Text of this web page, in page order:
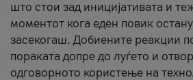
што стои зад иницијативата и
моментот кога еден повик
засекогаш. Добиените реакции
пораката допре до луѓето и
одговорното користење на